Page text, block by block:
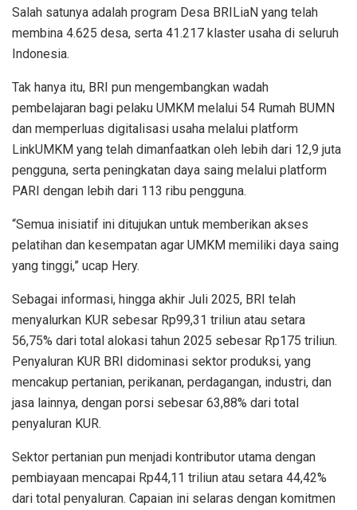
Salah satunya adalah program Desa BRILiaN yang telah
membina 4.625 desa, serta 41.217 klaster usaha di seluruh
Indonesia.
Tak hanya itu, BRI pun mengembangkan wadah
pembelajaran bagi pelaku UMKM melalui 54 Rumah BUMN
dan memperluas digitalisasi usaha melalui platform
LinkUMKM yang telah dimanfaatkan oleh lebih dari 12,9 juta
pengguna, serta peningkatan daya saing melalui platform
PARI dengan lebih dari 113 ribu pengguna.
“Semua inisiatif ini ditujukan untuk memberikan akses
pelatihan dan kesempatan agar UMKM memiliki daya saing
yang tinggi,” ucap Hery.
Sebagai informasi, hingga akhir Juli 2025, BRI telah
menyalurkan KUR sebesar Rp99,31 triliun atau setara
56,75% dari total alokasi tahun 2025 sebesar Rp175 triliun.
Penyaluran KUR BRI didominasi sektor produksi, yang
mencakup pertanian, perikanan, perdagangan, industri, dan
jasa lainnya, dengan porsi sebesar 63,88% dari total
penyaluran KUR.
Sektor pertanian pun menjadi kontributor utama dengan
pembiayaan mencapai Rp44,11 triliun atau setara 44,42%
dari total penyaluran. Capaian ini selaras dengan komitmen